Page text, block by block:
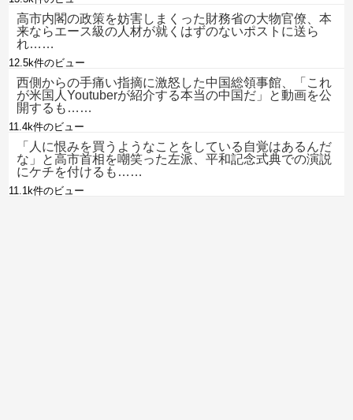
高市内閣の政策を妨害しまくった財務省の大物官僚、本
来ならエース級の人材が就くはずのないポストに送ら
れ……
12.5k件のビュー
西側からの手痛い指摘に激怒した中国総領事館、「これ
が米国人Youtuberが紹介する本当の中国だ」と動画を公
開するも……
11.4k件のビュー
「人に恨みを買うようなことをしている自覚はあるんだ
な」と高市首相を嘲笑った左派、平和記念式典での演説
にケチを付けるも……
11.1k件のビュー